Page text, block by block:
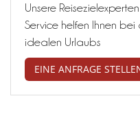
Unsere
Service helfen Ihnen
idealen Urlaubs
EINE ANFRAGE